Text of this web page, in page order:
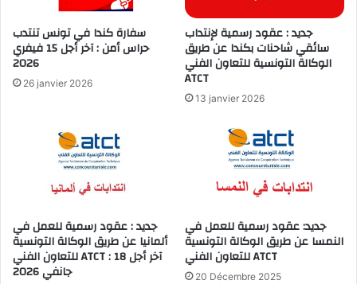
سفارة كندا في تونس تنتدب
حراس أمن : آخر أجل 15 فيفري
2026
26 janvier 2026
جديد : عقود رسمية لإنتداب
سائقي شاحنات بكندا عن طريق
الوكالة التونسية للتعاون الفني
ATCT
13 janvier 2026
جديد : عقود رسمية للعمل في
ألمانيا عن طريق الوكالة التونسية
للتعاون الفني ATCT : آخر أجل 18
جانفي 2026
جديد: عقود رسمية للعمل في
النمسا عن طريق الوكالة التونسية
للتعاون الفني ATCT
20 Décembre 2025